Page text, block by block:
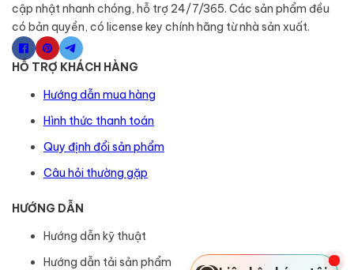
cập nhật nhanh chóng, hỗ trợ 24/7/365. Các sản phẩm đều
có bản quyền, có license key chính hãng từ nhà sản xuất.
HỖ TRỢ KHÁCH HÀNG
Hướng dẫn mua hàng
Hình thức thanh toán
Quy định đổi sản phẩm
Câu hỏi thường gặp
HƯỚNG DẪN
Hướng dẫn kỹ thuật
Hướng dẫn tải sản phẩm